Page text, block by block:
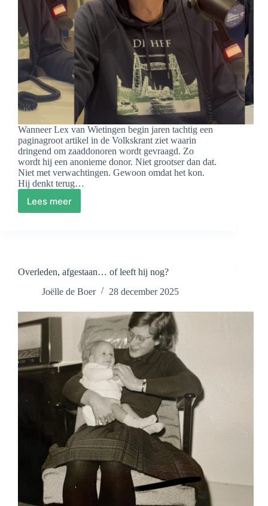
Wanneer Lex van Wietingen begin jaren tachtig een
paginagroot artikel in de Volkskrant ziet waarin
dringend om zaaddonoren wordt gevraagd. Zo
wordt hij een anonieme donor. Niet grootser dan dat.
Niet met verwachtingen. Gewoon omdat het kon.
Hij denkt terug…
Lees meer
Familie
Aflevering
Donorschap,
en
die
groeit
Overleden, afgestaan… of leeft hij nog?
Joëlle de Boer
28 december 2025